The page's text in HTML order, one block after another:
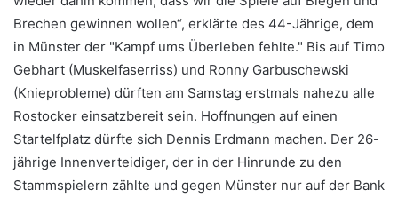
Brechen gewinnen wollen“, erklärte des 44-Jährige, dem
in Münster der "Kampf ums Überleben fehlte." Bis auf Timo
Gebhart (Muskelfaserriss) und Ronny Garbuschewski
(Knieprobleme) dürften am Samstag erstmals nahezu alle
Rostocker einsatzbereit sein. Hoffnungen auf einen
Startelfplatz dürfte sich Dennis Erdmann machen. Der 26-
jährige Innenverteidiger, der in der Hinrunde zu den
Stammspielern zählte und gegen Münster nur auf der Bank